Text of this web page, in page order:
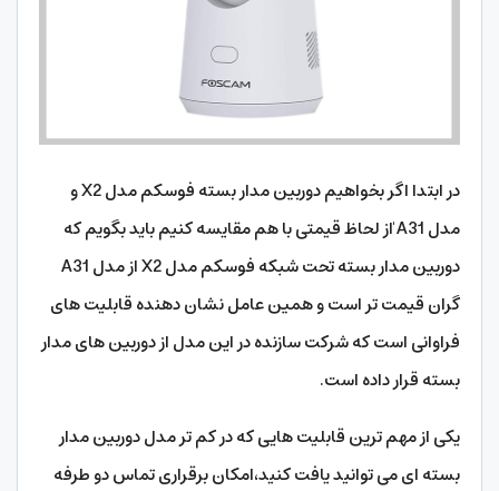
در ابتدا اگر بخواهیم دوربین مدار بسته فوسکم مدل X2 و
مدل A31 ٰاز لحاظ قیمتی با هم مقایسه کنیم باید بگویم که
دوربین مدار بسته تحت شبکه فوسکم مدل X2 از مدل A31
گران قیمت تر است و همین عامل نشان دهنده قابلیت های
فراوانی است که شرکت سازنده در این مدل از دوربین های مدار
بسته قرار داده است.
یکی از مهم ترین قابلیت هایی که در کم تر مدل دوربین مدار
بسته ای می توانید یافت کنید،امکان برقراری تماس دو طرفه